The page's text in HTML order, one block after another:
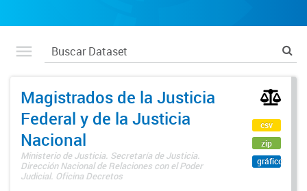
Magistrados de la Justicia
Federal y de la Justicia
Nacional
Ministerio de Justicia. Secretaría de Justicia.
Dirección Nacional de Relaciones con el Poder
Judicial. Oficina Decretos
csv
zip
gráfico